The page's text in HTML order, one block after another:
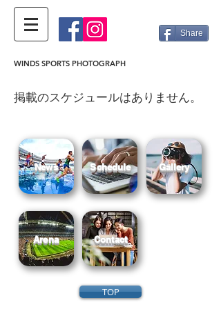
Share
WINDS SPORTS PHOTOGRAPH
掲載のスケジュールはありません。
News Schedule Gallery
Arena Contact
TOP